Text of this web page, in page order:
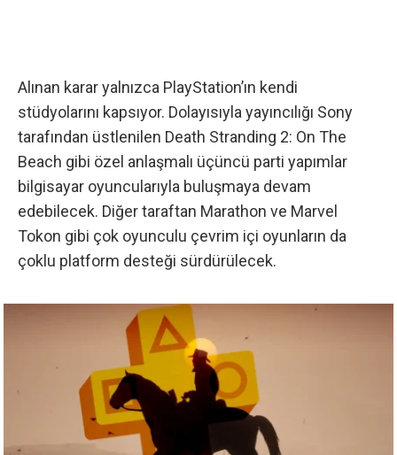
Alınan karar yalnızca PlayStation’ın kendi
stüdyolarını kapsıyor. Dolayısıyla yayıncılığı Sony
tarafından üstlenilen Death Stranding 2: On The
Beach gibi özel anlaşmalı üçüncü parti yapımlar
bilgisayar oyuncularıyla buluşmaya devam
edebilecek. Diğer taraftan Marathon ve Marvel
Tokon gibi çok oyunculu çevrim içi oyunların da
çoklu platform desteği sürdürülecek.